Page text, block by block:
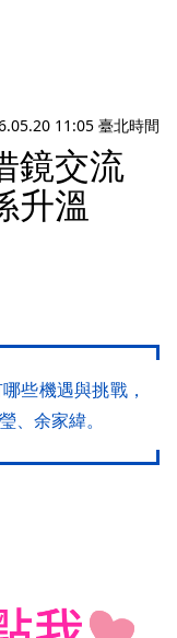
11:05 臺北時間
鏡交流
升溫
些機遇與挑戰，
、余家緯。